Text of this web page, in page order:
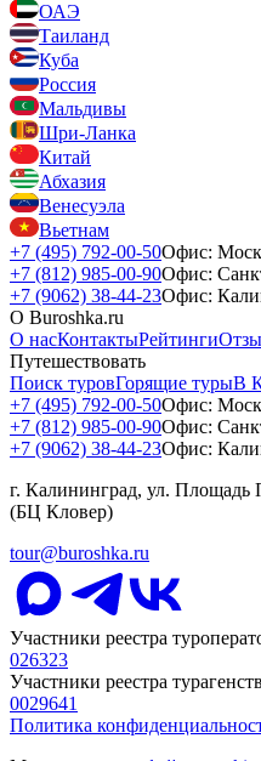
ОАЭ
Таиланд
Куба
Россия
Мальдивы
Шри-Ланка
Китай
Абхазия
Венесуэла
Вьетнам
+7 (495) 792-00-50Офис:
+7 (812) 985-00-90Офис:
+7 (9062) 38-44-23Офис:
О Buroshka.ru
О насКонтактыРейтинги
Путешествовать
Поиск туровГорящие турыВ
+7 (495) 792-00-50Офис:
+7 (812) 985-00-90Офис:
+7 (9062) 38-44-23Офис:
г. Калининград, ул. Площадь
(БЦ Кловер)
tour@buroshka.ru
Участники реестра
026323
Участники реестра турагенств
0029641
Политика